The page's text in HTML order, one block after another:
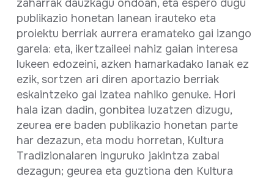
zaharrak dauzkagu ondoan, eta espero dugu
publikazio honetan lanean irauteko eta
proiektu berriak aurrera eramateko gai izango
garela: eta, ikertzaileei nahiz gaian interesa
lukeen edozeini, azken hamarkadako lanak ez
ezik, sortzen ari diren aportazio berriak
eskaintzeko gai izatea nahiko genuke. Hori
hala izan dadin, gonbitea luzatzen dizugu,
zeurea ere baden publikazio honetan parte
har dezazun, eta modu horretan, Kultura
Tradizionalaren inguruko jakintza zabal
dezagun; geurea eta guztiona den Kultura